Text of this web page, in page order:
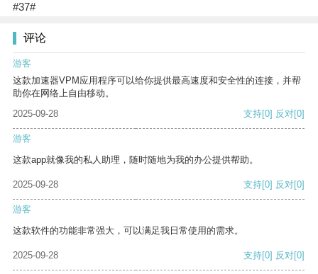
#37#
评论
游客
这款加速器VPM应用程序可以给你提供最高速度和安全性的连接，并帮
助你在网络上自由移动。
2025-09-28
支持[0] 反对[0]
游客
这款app就像我的私人助理，随时随地为我的办公提供帮助。
2025-09-28 支持[0] 反对[0]
游客
这款软件的功能非常强大，可以满足我日常使用的需求。
2025-09-28 支持[0] 反对[0]